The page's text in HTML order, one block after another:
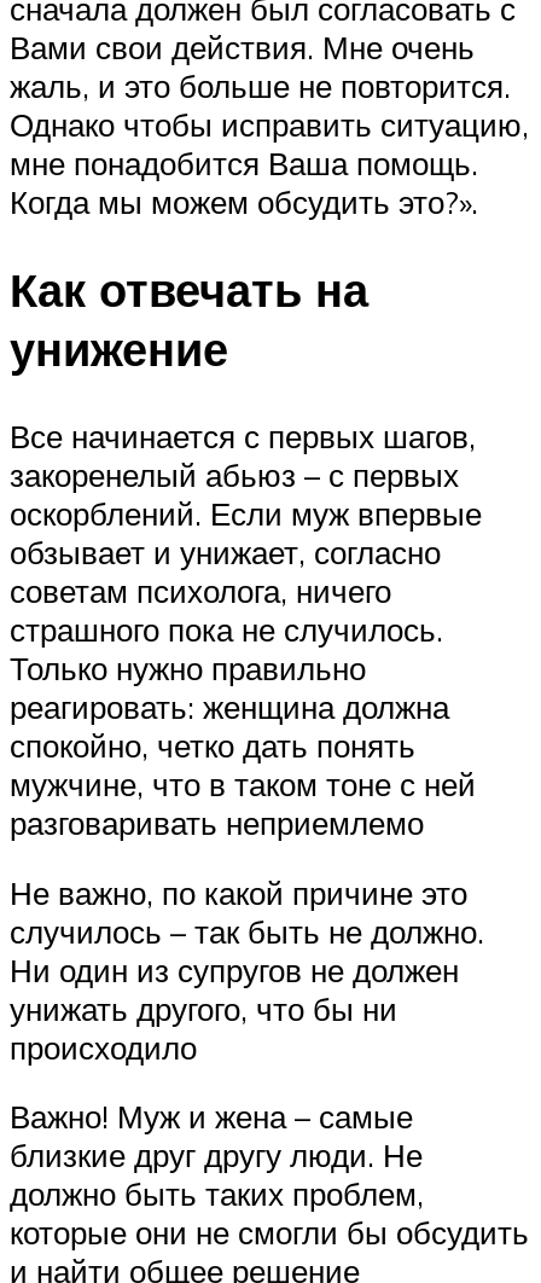
сначала должен был согласовать с
Вами свои действия. Мне очень
жаль, и это больше не повторится.
Однако чтобы исправить ситуацию,
мне понадобится Ваша помощь.
Когда мы можем обсудить это?».
Как отвечать на
унижение
Все начинается с первых шагов,
закоренелый абьюз – с первых
оскорблений. Если муж впервые
обзывает и унижает, согласно
советам психолога, ничего
страшного пока не случилось.
Только нужно правильно
реагировать: женщина должна
спокойно, четко дать понять
мужчине, что в таком тоне с ней
разговаривать неприемлемо
Не важно, по какой причине это
случилось – так быть не должно.
Ни один из супругов не должен
унижать другого, что бы ни
происходило
Важно! Муж и жена – самые
близкие друг другу люди. Не
должно быть таких проблем,
которые они не смогли бы обсудить
и найти общее решение